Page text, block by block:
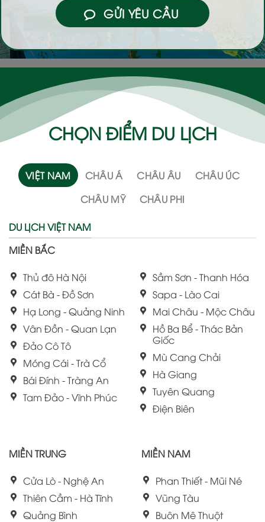
GỬI YÊU CẦU
CHỌN ĐIỂM DU LỊCH
VIỆT NAM CHÂU Á CHÂU ÂU
CHÂU ÚC
CHÂU MỸ
CHÂU PHI
DU LỊCH VIỆT NAM
MIỀN BẮC
Thủ đô Hà Nội
Cát Bà - Đồ Sơn
Hạ Long - Quảng Ninh
Vân Đồn - Quan Lạn
Đảo Cô Tô
Móng Cái - Trà Cổ
Bái Đính - Tràng An
Tam Đảo - Vĩnh Phúc
Sầm Sơn - Thanh Hóa
Sapa - Lào Cai
Mai Châu - Mộc Châu
Hồ Ba Bể - Thác Bản
Giốc
Mù Cang Chải
Hà Giang
Tuyên Quang
Điện Biên
MIỀN TRUNG
Cửa Lò - Nghệ An
Thiên Cầm - Hà Tĩnh
Quảng Bình
MIỀN NAM
Phan Thiết - Mũi Né
Vũng Tàu
Buôn Mê Thuột